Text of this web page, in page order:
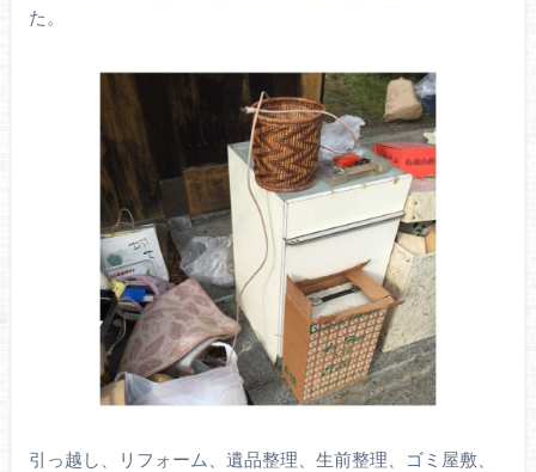
た。
引っ越し、リフォーム、遺品整理、生前整理、ゴミ屋敷、